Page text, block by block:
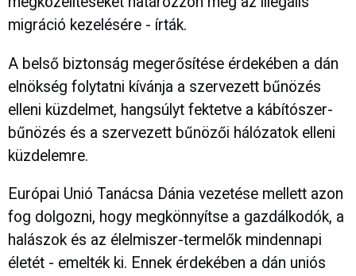
migráció kezelésére - írták.
A belső biztonság megerősítése érdekében a dán
elnökség folytatni kívánja a szervezett bűnözés
elleni küzdelmet, hangsúlyt fektetve a kábítószer-
bűnözés és a szervezett bűnözői hálózatok elleni
küzdelemre.
Európai Unió Tanácsa Dánia vezetése mellett azon
fog dolgozni, hogy megkönnyítse a gazdálkodók, a
halászok és az élelmiszer-termelők mindennapi
életét - emelték ki. Ennek érdekében a dán uniós